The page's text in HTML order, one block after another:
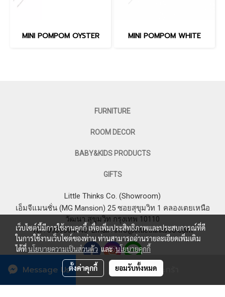
เพิ่มลงตะกร้า
Message Us
MINI POMPOM OYSTER MINI POMPOM WHITE
FURNITURE
ROOM DECOR
BABY&KIDS PRODUCTS
GIFTS
Little Thinks Co. (Showroom)
เอ็มจีแมนชั่น (MG Mansion) 25 ซอยสุขุมวิท 1 คลองเตยเหนือ
วัฒนา สุขุมวิท กรุงเทพ 10110
Tel : 0969364545Email :info@littlethinksco.com
เว็บไซต์นี้มีการใช้งานคุกกี้ เพื่อเพิ่มประสิทธิภาพและประสบการณ์ที่ดี
ในการใช้งานเว็บไซต์ของท่าน ท่านสามารถอ่านรายละเอียดเพิ่มเติม
ได้ที่นโยบายความเป็นส่วนตัว และนโยบายคุกกี้
ตั้งค่าคุกกี้ ยอมรับทั้งหมด